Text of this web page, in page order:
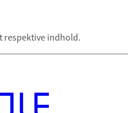
respektive indhold.